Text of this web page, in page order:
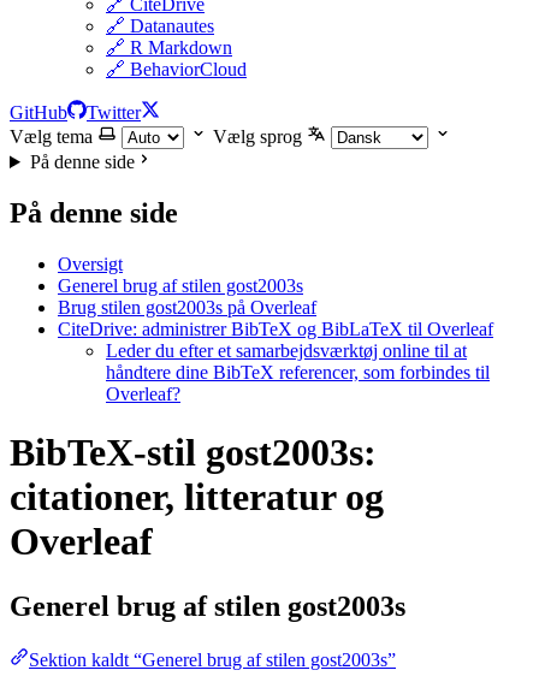
🔗 CiteDrive
🔗 Datanautes
🔗 R Markdown
🔗 BehaviorCloud
GitHub
Twitter
Vælg tema
Vælg sprog
På denne side
På denne side
Oversigt
Generel brug af stilen gost2003s
Brug stilen gost2003s på Overleaf
CiteDrive: administrer BibTeX og BibLaTeX til Overleaf
Leder du efter et samarbejdsværktøj online til at
håndtere dine BibTeX referencer, som forbindes til
Overleaf?
BibTeX-stil gost2003s:
citationer, litteratur og
Overleaf
Generel brug af stilen gost2003s
Sektion kaldt “Generel brug af stilen gost2003s”